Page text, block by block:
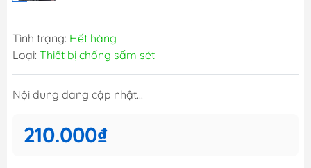
Tình trạng: Hết hàng
Loại: Thiết bị chống sấm sét
Nội dung đang cập nhật...
210.000₫